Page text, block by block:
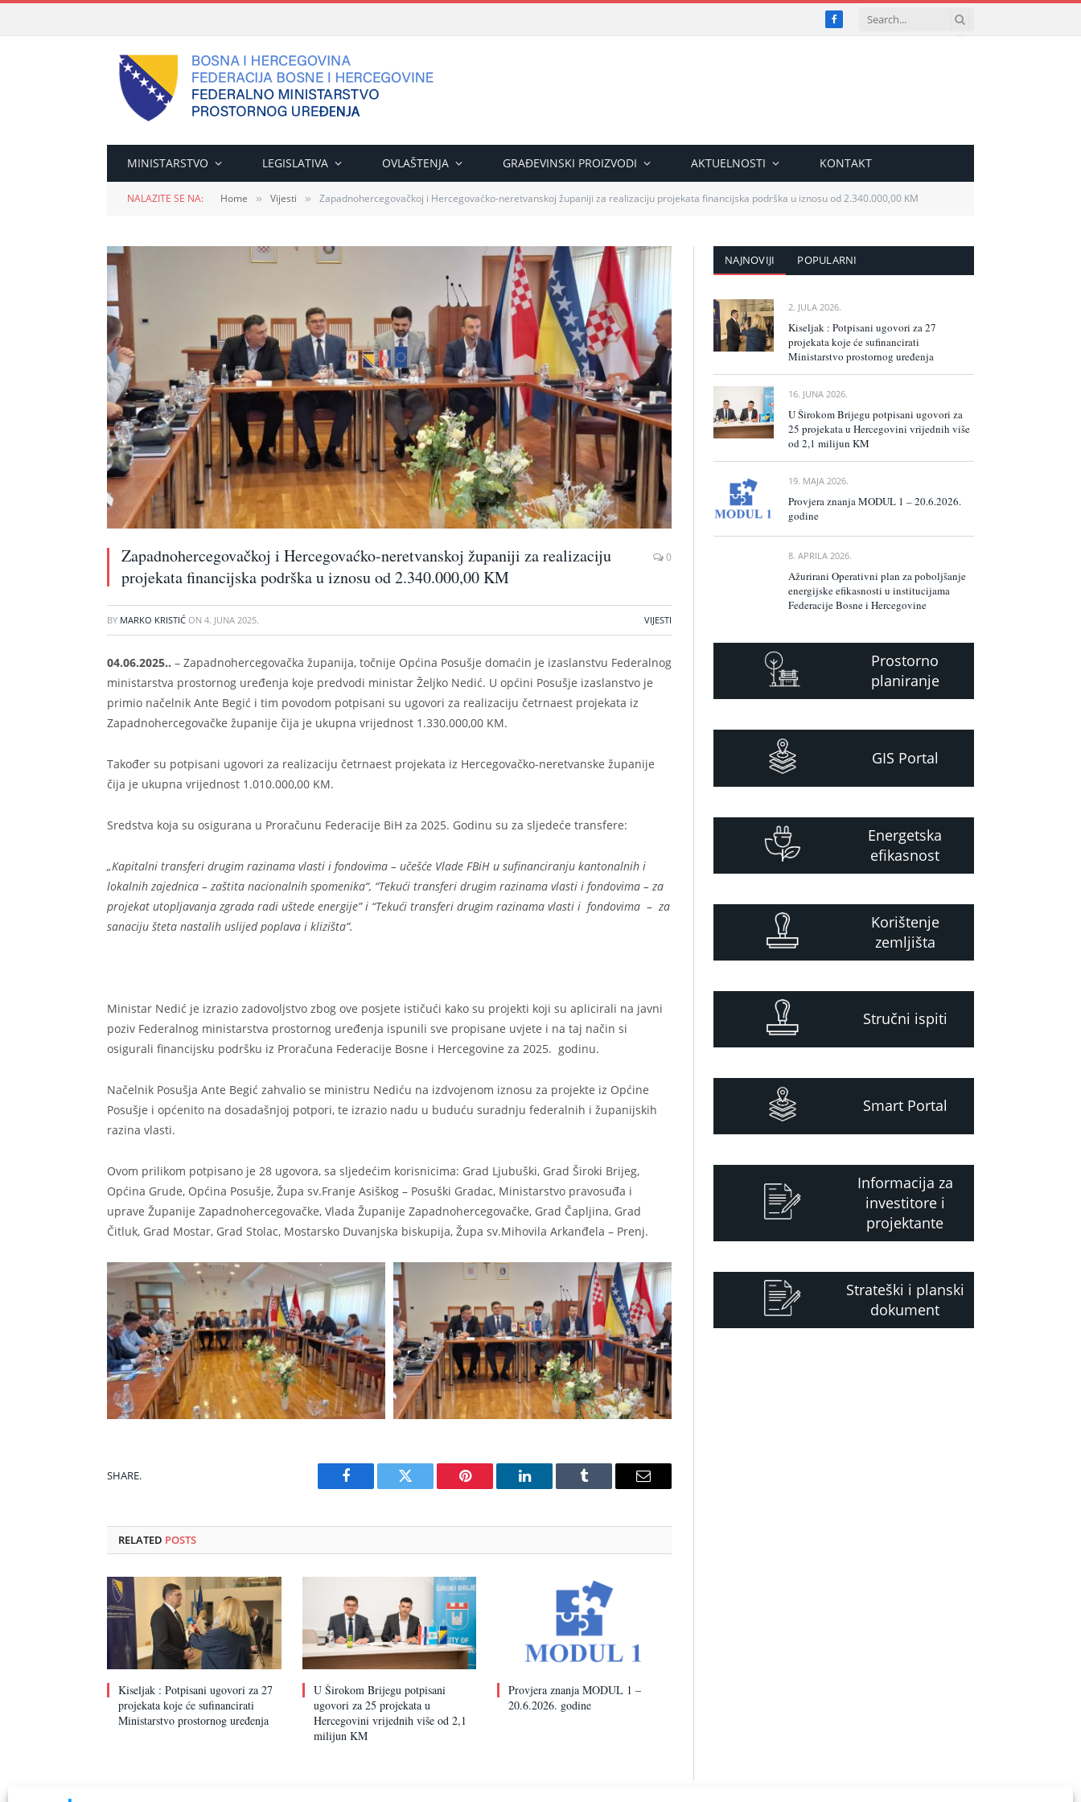
Facebook
MINISTARSTVO LEGISLATIVA OVLAŠTENJA GRAĐEVINSKI PROIZVODI AKTUELNOSTI KONTAKT
NALAZITE SE NA: Home » Vijesti » Zapadnohercegovačkoj i Hercegovaćko-neretvanskoj županiji za realizaciju projekata financijska podrška u iznosu od 2.340.000,00 KM
Zapadnohercegovačkoj i Hercegovaćko-neretvanskoj županiji za realizaciju
projekata financijska podrška u iznosu od 2.340.000,00 KM
0
BY MARKO KRISTIĆ ON 4. JUNA 2025. VIJESTI
04.06.2025.. – Zapadnohercegovačka županija, točnije Općina Posušje domaćin je izaslanstvu Federalnog
ministarstva prostornog uređenja koje predvodi ministar Željko Nedić. U općini Posušje izaslanstvo je
primio načelnik Ante Begić i tim povodom potpisani su ugovori za realizaciju četrnaest projekata iz
Zapadnohercegovačke županije čija je ukupna vrijednost 1.330.000,00 KM.
Također su potpisani ugovori za realizaciju četrnaest projekata iz Hercegovačko-neretvanske županije
čija je ukupna vrijednost 1.010.000,00 KM.
Sredstva koja su osigurana u Proračunu Federacije BiH za 2025. Godinu su za sljedeće transfere:
„Kapitalni transferi drugim razinama vlasti i fondovima – učešće Vlade FBiH u sufinanciranju kantonalnih i
lokalnih zajednica – zaštita nacionalnih spomenika“, “Tekući transferi drugim razinama vlasti i fondovima – za
projekat utopljavanja zgrada radi uštede energije” i “Tekući transferi drugim razinama vlasti i fondovima – za
sanaciju šteta nastalih uslijed poplava i klizišta”.
Ministar Nedić je izrazio zadovoljstvo zbog ove posjete ističući kako su projekti koji su aplicirali na javni
poziv Federalnog ministarstva prostornog uređenja ispunili sve propisane uvjete i na taj način si
osigurali financijsku podršku iz Proračuna Federacije Bosne i Hercegovine za 2025. godinu.
Načelnik Posušja Ante Begić zahvalio se ministru Nediću na izdvojenom iznosu za projekte iz Općine
Posušje i općenito na dosadašnjoj potpori, te izrazio nadu u buduću suradnju federalnih i županijskih
razina vlasti.
Ovom prilikom potpisano je 28 ugovora, sa sljedećim korisnicima: Grad Ljubuški, Grad Široki Brijeg,
Općina Grude, Općina Posušje, Župa sv.Franje Asiškog – Posuški Gradac, Ministarstvo pravosuđa i
uprave Županije Zapadnohercegovačke, Vlada Županije Zapadnohercegovačke, Grad Čapljina, Grad
Čitluk, Grad Mostar, Grad Stolac, Mostarsko Duvanjska biskupija, Župa sv.Mihovila Arkanđela – Prenj.
SHARE.
Facebook Twitter Pinterest LinkedIn Tumblr Email
RELATED POSTS
Kiseljak : Potpisani ugovori za 27
projekata koje će sufinancirati
Ministarstvo prostornog uređenja
U Širokom Brijegu potpisani
ugovori za 25 projekata u
Hercegovini vrijednih više od 2,1
milijun KM
Provjera znanja MODUL 1 –
20.6.2026. godine
NAJNOVIJI POPULARNI
2. JULA 2026.
Kiseljak : Potpisani ugovori za 27
projekata koje će sufinancirati
Ministarstvo prostornog uređenja
16. JUNA 2026.
U Širokom Brijegu potpisani ugovori za
25 projekata u Hercegovini vrijednih više
od 2,1 milijun KM
19. MAJA 2026.
Provjera znanja MODUL 1 – 20.6.2026.
godine
8. APRILA 2026.
Ažurirani Operativni plan za poboljšanje
energijske efikasnosti u institucijama
Federacije Bosne i Hercegovine
Prostorno
planiranje
GIS Portal
Energetska
efikasnost
Korištenje
zemljišta
Stručni ispiti
Smart Portal
Informacija za
investitore i
projektante
Strateški i planski
dokument